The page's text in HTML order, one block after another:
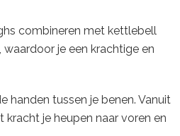
combineren met kettlebell
je een krachtige en
handen tussen je benen. Vanuit
kracht je heupen naar voren en